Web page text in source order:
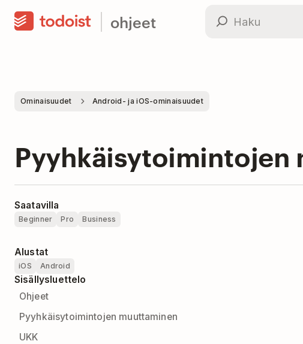
ohjeet
Ominaisuudet Android- ja iOS-ominaisuudet
Pyyhkäisytoimintojen
Saatavilla
Beginner Pro Business
Alustat
iOS Android
Sisällysluettelo
Ohjeet
Pyyhkäisytoimintojen muuttaminen
UKK